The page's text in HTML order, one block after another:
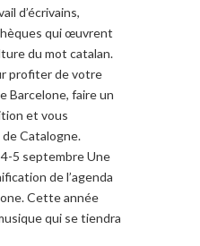
d’écrivains,
qui œuvrent
du mot catalan.
profiter de votre
Barcelone, faire un
et vous
Catalogne.
5 septembre Une
de l’agenda
Cette année
qui se tiendra